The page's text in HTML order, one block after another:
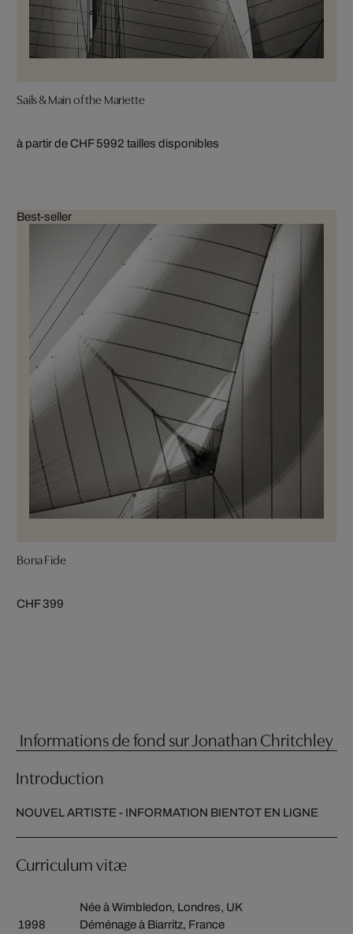
Sails & Main of the Mariette
à partir de CHF 5992 tailles disponibles
Best-seller
Bona Fide
CHF 399
Informations de fond sur Jonathan Chritchley
Introduction
NOUVEL ARTISTE - INFORMATION BIENTOT EN LIGNE
Curriculum vitæ
Née à Wimbledon, Londres, UK
1998
Déménage à Biarritz, France